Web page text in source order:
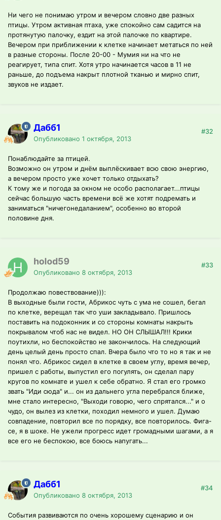
Ни чего не понимаю утром и вечером словно две разных
птицы. Утром активная птаха, уже спокойно сам садится на
протянутую палочку, ездит на этой палочке по квартире.
Вечером при приближении к клетке начинает метаться по ней
в разные стороны. После 20-00 - Мумия ни на что не
реагирует, типа спит. Хотя утро начинается часов в 11 не
раньше, до подъема накрыт плотной тканью и мирно спит,
звуков не издает.
Дабб1
Опубликовано 1 октября, 2013
#32
Понаблюдайте за птицей.
Возможно он утром и днём выплёскивает всю свою энергию,
а вечером просто уже хочет только отдыхать?
К тому же и погода за окном не особо располагает...птицы
сейчас большую часть времени всё же хотят подремать и
заниматься "ничегонедаланием", особенно во второй
половине дня.
holod59
Опубликовано 8 октября, 2013
#33
Продолжаю повествование))):
В выходные были гости, Абрикос чуть с ума не сошел, бегал
по клетке, верещал так что уши закладывало. Пришлось
поставить на подоконник и со стороны комнаты накрыть
покрывалом чтоб нас не видел. НО ОН СЛЫШАЛ!!! Крики
поутихли, но беспокойство не закончилось. На следующий
день целый день просто спал. Вчера было что то но я так и не
понял что. Абрикос сидел в клетке в своем углу, время вечер,
пришел с работы, выпустил его погулять, он сделал пару
кругов по комнате и ушел к себе обратно. Я стал его громко
звать "Иди сюда" и... он из дальнего угла перебрался ближе,
мне стало интересно, "Выходи говорю, чего спрятался..." и о
чудо, он вылез из клетки, походил немного и ушел. Думаю
совпадение, повторил все по порядку, все повторилось. Фига-
се, я в шоке. Не ужели прогресс идет громадными шагами, а я
все его не беспокою, все боюсь напугать...
Дабб1
Опубликовано 8 октября, 2013
#34
События развиваются по очень хорошему сценарию и он